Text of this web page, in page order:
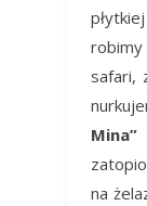
safari,
Mina”
na